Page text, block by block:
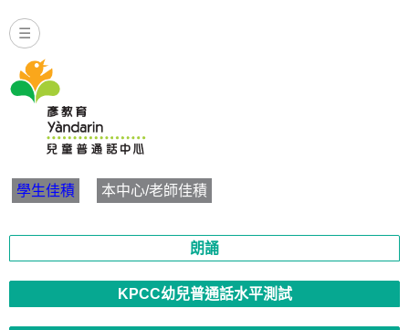
☰
Yandarin - 朗誦 | 學生佳積
學生佳積 本中心/老師佳積
朗誦
KPCC幼兒普通話水平測試